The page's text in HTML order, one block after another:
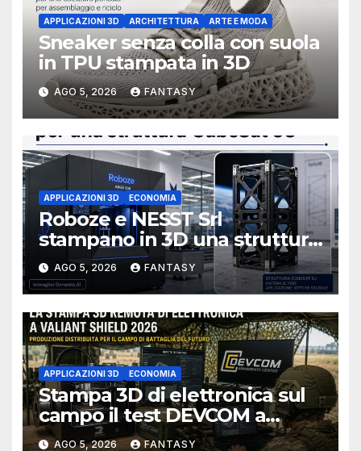
APPLICAZIONI 3D ARCHITETTURA ARTE E MODA
Sneaker senza colla con suola
in TPU stampata in 3D
AGO 5, 2026 FANTASY
APPLICAZIONI 3D ECONOMIA
Roboze e NESST Srl
stampano in 3D una struttura
CubeSat 3U in Carbon PEEK
AGO 5, 2026 FANTASY
APPLICAZIONI 3D ECONOMIA
Stampa 3D di elettronica sul
campo il test DEVCOM a
Valiant Shield 2026
AGO 5, 2026 FANTASY